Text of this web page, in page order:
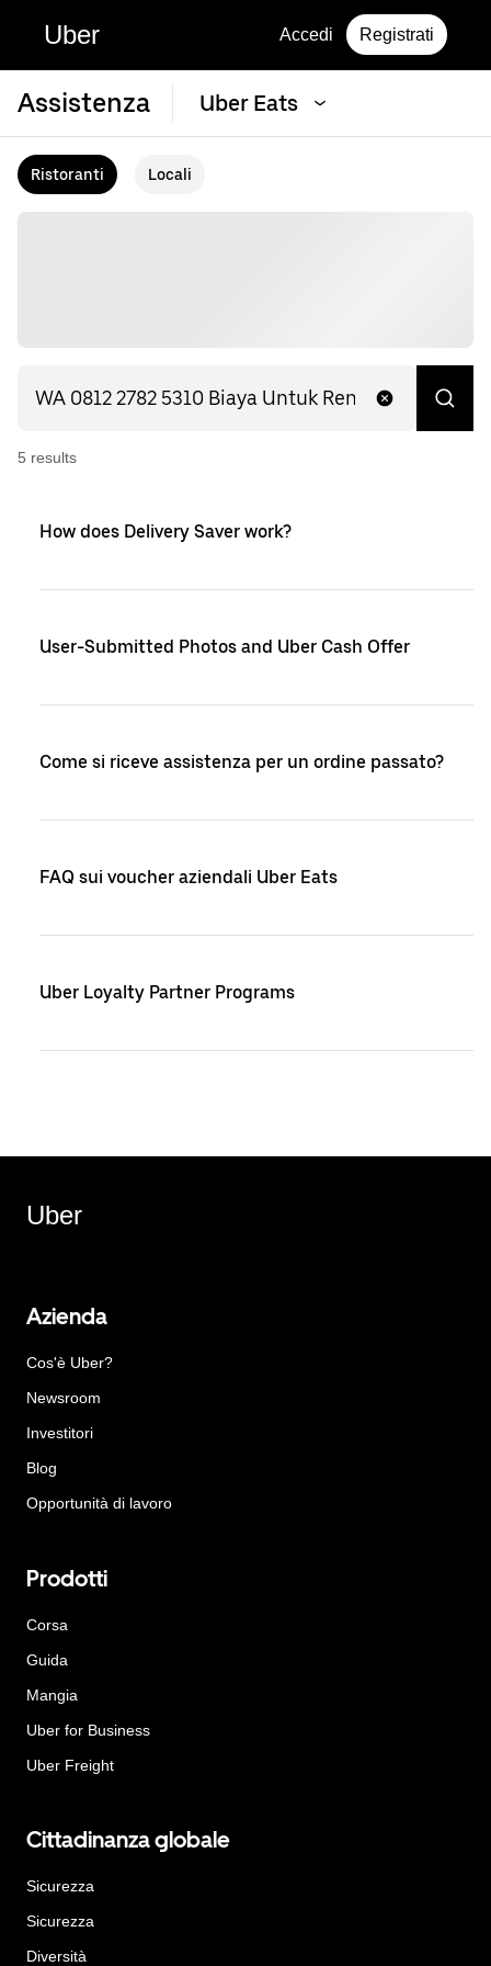
Uber Accedi Registrati
Assistenza Uber Eats
Ristoranti Locali
5 results
How does Delivery Saver work?
User-Submitted Photos and Uber Cash Offer
Come si riceve assistenza per un ordine passato?
FAQ sui voucher aziendali Uber Eats
Uber Loyalty Partner Programs
Uber
Azienda
Cos'è Uber?
Newsroom
Investitori
Blog
Opportunità di lavoro
Prodotti
Corsa
Guida
Mangia
Uber for Business
Uber Freight
Cittadinanza globale
Sicurezza
Sicurezza
Diversità